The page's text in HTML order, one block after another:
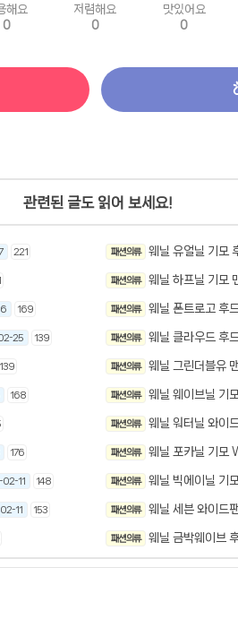
해요
0
저렴해요
0
맛있어요
0
관련된 글도 읽어 보세요!
221
169
25 139
139
168
176
11 148
11 153
패션 의류 웨닐 유얼닐 기
패션 의류 웨닐 하프닐 기
패션 의류 웨닐 폰트로고
패션 의류 웨닐 클라우드
패션 의류 웨닐 그린더블유
패션 의류 웨닐 웨이브닐
패션 의류 웨닐 워터닐 와
패션 의류 웨닐 포카닐 기
패션 의류 웨닐 빅에이닐 기
패션 의류 웨닐 세븐 와이
패션 의류 웨닐 금박웨이브